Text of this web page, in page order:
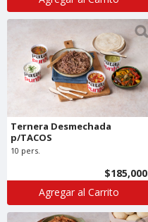
Ternera Desmechada
p/TACOS
10 pers.
$185,000
Agregar al Carrito